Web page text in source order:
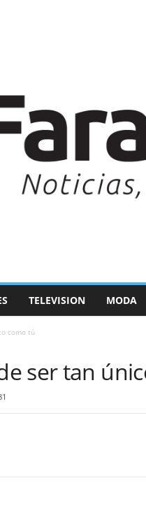
TELEVISION MODA
como tú
ser tan